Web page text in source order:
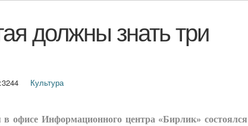
должны знать три
3244 Культура
офисе Информационного центра «Бирлик» состоялся